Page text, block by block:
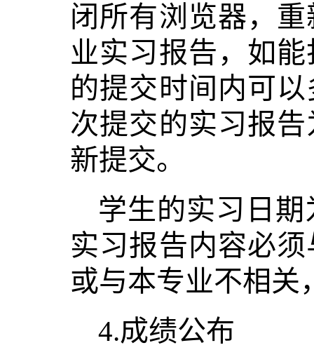
闭所有浏览器，
业实习报告，如
的提交时间内可
次提交的实习报
新提交。
学生的实习日期
实习报告内容必
或与本专业不相关
4.成绩公布